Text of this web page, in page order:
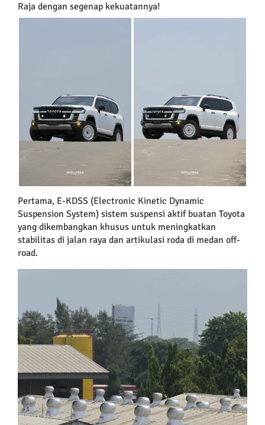
Raja dengan segenap kekuatannya!
Pertama, E-KDSS (Electronic Kinetic Dynamic
Suspension System) sistem suspensi aktif buatan Toyota
yang dikembangkan khusus untuk meningkatkan
stabilitas di jalan raya dan artikulasi roda di medan off-
road.